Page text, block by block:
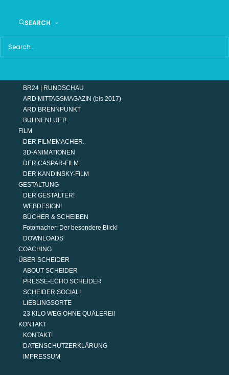
SEARCH
SCHEIDER STARTSEITE
UKRAINE WAR DAY-COUNTER
TERMINE
BR24 | RUNDSCHAU
ARD MITTAGSMAGAZIN (bis 2017)
ARD BRENNPUNKT
BÜHNENLUFT!
FILM
DER FILMEMACHER.
3D-ANIMATIONEN
DER CASPAR-FILM
DER KANDINSKY-FILM
GESTALTUNG
DER GESTALTER!
WEBDESIGN!
BÜCHER & SCHEIBEN
Fotomacher: Der besondere Blick!
DOWNLOADS
COACHING
ÜBER SCHEIDER
ABOUT SCHEIDER
PRESSE-ECHO SCHEIDER
SCHEIDER SOCIAL!
LIEBLINGSORTE
23 KILO WEG OHNE QUÄLEREI!
KONTAKT
KONTAKT!
DATENSCHUTZERKLÄRUNG
IMPRESSUM